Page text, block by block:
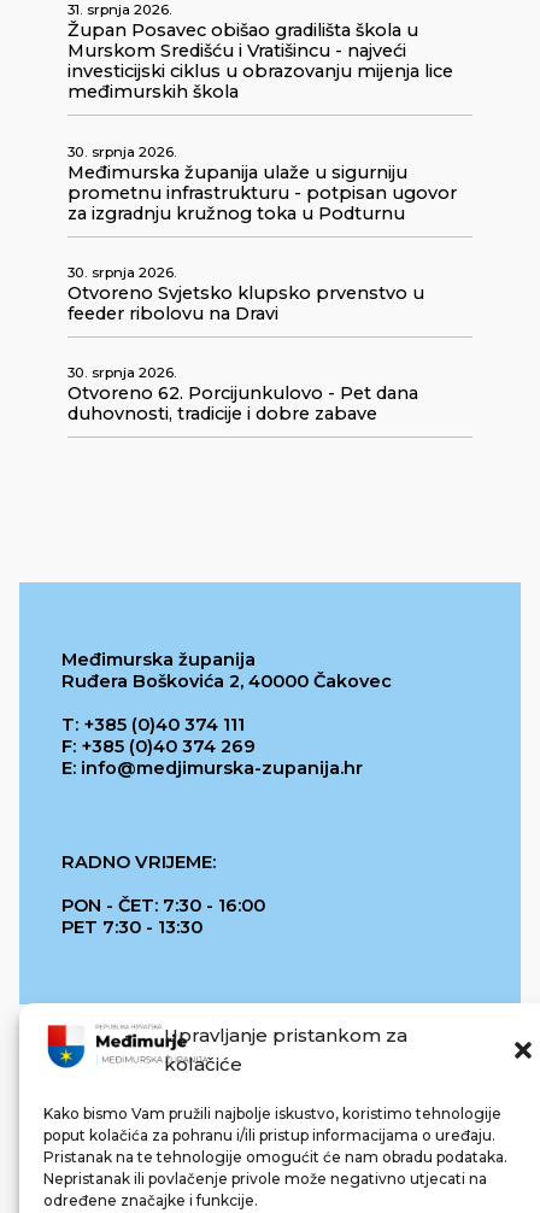
Upravljanje pristankom za
kolačiće
Kako bismo Vam pružili najbolje iskustvo, koristimo tehnologije
poput kolačića za pohranu i/ili pristup informacijama o uređaju.
Pristanak na te tehnologije omogućit će nam obradu podataka.
Nepristanak ili povlačenje privole može negativno utjecati na
određene značajke i funkcije.
31. srpnja 2026.
Župan Posavec obišao gradilišta škola u
Murskom Središću i Vratišincu - najveći
investicijski ciklus u obrazovanju mijenja lice
međimurskih škola
30. srpnja 2026.
Međimurska županija ulaže u sigurniju
prometnu infrastrukturu - potpisan ugovor
za izgradnju kružnog toka u Podturnu
30. srpnja 2026.
Otvoreno Svjetsko klupsko prvenstvo u
feeder ribolovu na Dravi
30. srpnja 2026.
Otvoreno 62. Porcijunkulovo - Pet dana
duhovnosti, tradicije i dobre zabave
Međimurska županija
Ruđera Boškovića 2, 40000 Čakovec
T: +385 (0)40 374 111
F: +385 (0)40 374 269
E: info@medjimurska-zupanija.hr
RADNO VRIJEME:
PON - ČET: 7:30 - 16:00
PET 7:30 - 13:30
REPUBLIKA HRVATSKA